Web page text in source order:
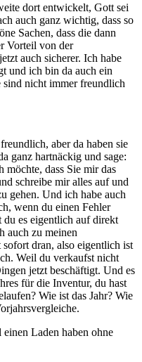
dort entwickelt, Gott sei
auch ganz wichtig, dass so
Sachen, dass die dann
Vorteil von der
auch sicherer. Ich habe
und ich bin da auch ein
sind nicht immer freundlich
aber da haben sie
ganz hartnäckig und sage:
dass Sie mir das
schreibe mir alles auf und
gehen. Und ich habe auch
wenn du einen Fehler
du es eigentlich auf direkt
auch zu meinen
dran, also eigentlich ist
Weil du verkaufst nicht
jetzt beschäftigt. Und es
für die Inventur, du hast
Wie ist das Jahr? Wie
Laden haben ohne